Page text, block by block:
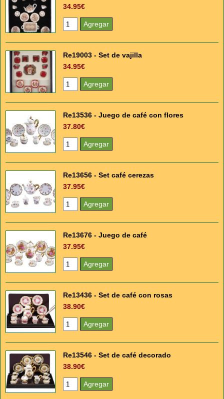
34.95€
Re19003 - Set de vajilla
34.95€
Re13536 - Juego de café con flores
37.80€
Re13656 - Set café cerezas
37.95€
Re13676 - Juego de café
37.95€
Re13436 - Set de café con rosas
38.90€
Re13546 - Set de café decorado
38.90€